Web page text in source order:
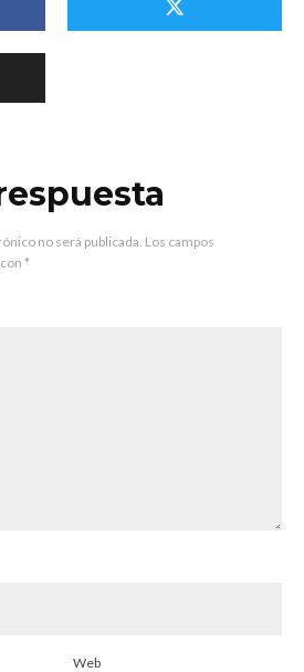
no será publicada. Los campos
*
Web